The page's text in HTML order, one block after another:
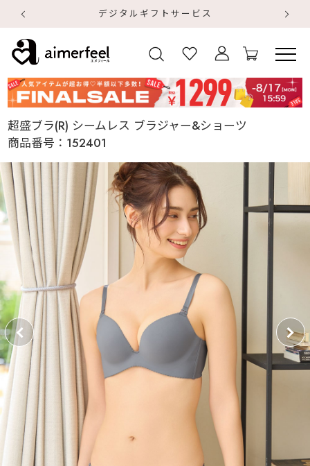
デジタルギフトサービス
超盛ブラ(R) シームレス ブラジャー&ショーツ
商品番号： 152401